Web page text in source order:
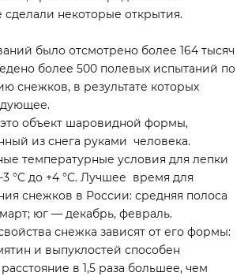
некоторые открытия.
было отсмотрено более 164 тысяч
более 500 полевых испытаний по
снежков, в результате которых
объект шаровидной формы,
из снега руками человека.
температурные условия для лепки
°C до +4 °C. Лучшее время для
снежков в России: средняя полоса
юг — декабрь, февраль.
снежка зависят от его формы:
и выпуклостей способен
в 1,5 раза большее, чем